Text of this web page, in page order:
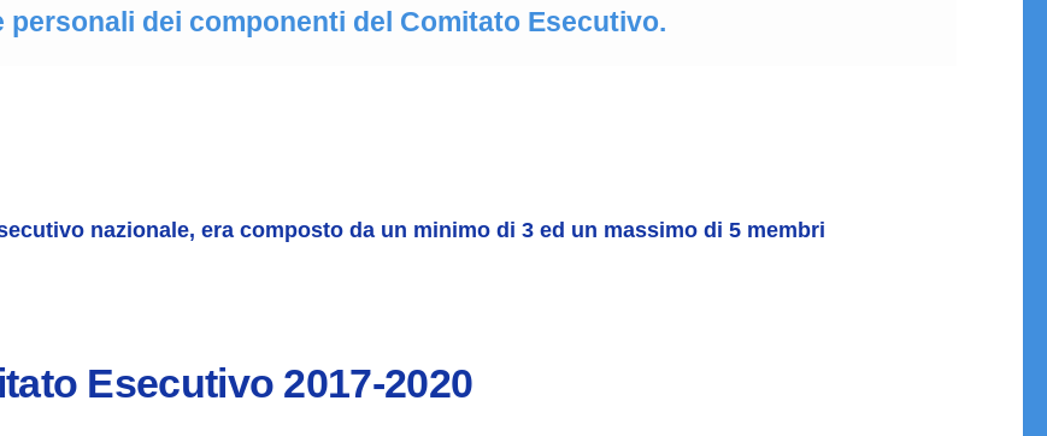
personali dei componenti del Comitato Esecutivo.
nazionale, era composto da un minimo di 3 ed un massimo di 5 membri
Esecutivo 2017-2020